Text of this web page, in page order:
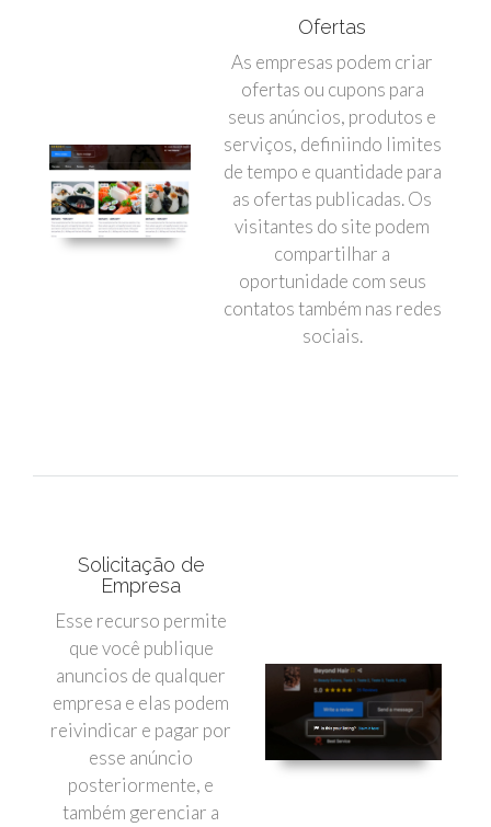
Ofertas
As empresas podem criar
ofertas ou cupons para
seus anúncios, produtos e
serviços, definiindo limites
de tempo e quantidade para
as ofertas publicadas. Os
visitantes do site podem
compartilhar a
oportunidade com seus
contatos também nas redes
sociais.
Solicitação de
Empresa
Esse recurso permite
que você publique
anuncios de qualquer
empresa e elas podem
reivindicar e pagar por
esse anúncio
posteriormente, e
também gerenciar a